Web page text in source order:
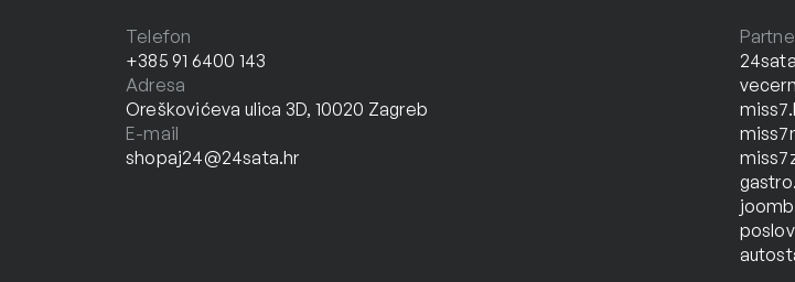
Telefon
+385 91 6400 143
Adresa
Oreškovićeva ulica 3D, 10020 Zagreb
E-mail
shopaj24@24sata.hr